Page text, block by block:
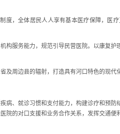
，全体居民人人享有基本医疗保障，医
服务能力，规范引导民营医院。以康复护
周边县的辐射，打造具有河口特色的现代
、就诊习惯和支付能力，构建诊疗和预防
院的对口支援和业务合作关系，发挥交通